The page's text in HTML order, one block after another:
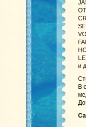
и
В